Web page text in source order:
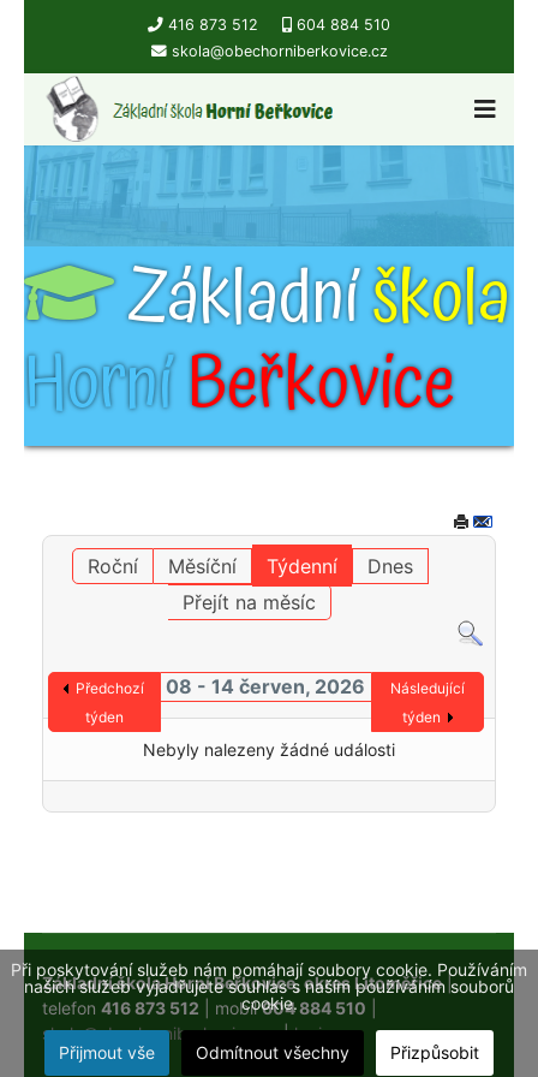
416 873 512
604 884 510
skola@obechorniberkovice.cz
Základníškola
HorníBeřkovice
Roční Měsíční Týdenní
Dnes
Přejít na měsíc
Předchozí
týden
08 - 14 červen, 2026
Následující
týden
Nebyly nalezeny žádné události
Základní škola Horní Beřkovice, okres Litoměřice|
telefon 416 873 512 | mobil604 884 510
skola@obechorniberkovice.cz|login
Při poskytování služeb nám pomáhají soubory cookie. Používáním
našich služeb vyjadřujete souhlas s naším používáním souborů
cookie.
Přijmout vše Odmítnout všechny Přizpůsobit